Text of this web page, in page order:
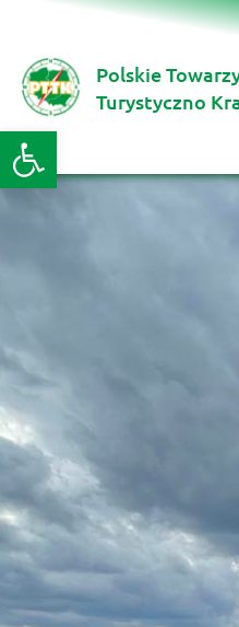
Otwórz pasek
Polskie
Turystyczno